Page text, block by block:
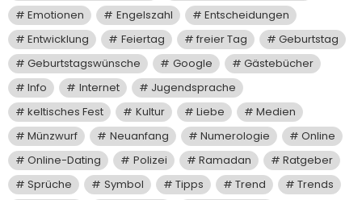
Emotionen
Engelszahl
Entscheidungen
Entwicklung
Feiertag freier Tag
Geburtstag
Geburtstagswünsche
Google
Gästebücher
Info
Internet
Jugendsprache
keltisches Fest
Kultur Liebe
Medien
Münzwurf
Neuanfang Numerologie
Online
Online-Dating
Polizei Ramadan
Ratgeber
Sprüche
Symbol Tipps Trend
Trends